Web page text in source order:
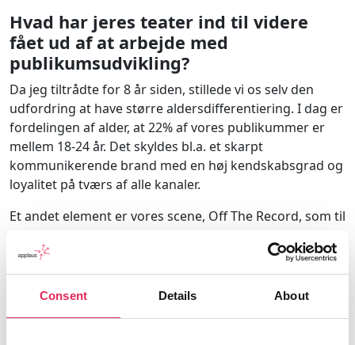
Consent Details About
Hvad har jeres teater ind til videre
fået ud af at arbejde med
publikumsudvikling?
Da jeg tiltrådte for 8 år siden, stillede vi os selv den
udfordring at have større aldersdifferentiering. I dag er
fordelingen af alder, at 22% af vores publikummer er
mellem 18-24 år. Det skyldes bl.a. et skarpt
kommunikerende brand med en høj kendskabsgrad og
loyalitet på tværs af alle kanaler.
Et andet element er vores scene, Off The Record, som til
men som nu er blevet en scene for alle. Her laver vi
begivenheder, som vi forventer har deres egne
crowds’.Der er blandt andet rollespilsevents, live